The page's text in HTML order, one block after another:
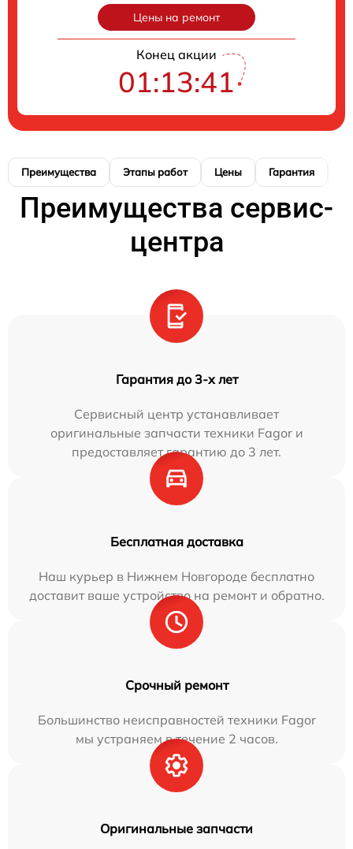
Цены на ремонт
Конец акции
01:13:40
Преимущества Этапы работ Цены Гарантия
Преимущества сервис-
центра
Гарантия до 3-х лет
Сервисный центр устанавливает
оригинальные запчасти техники Fagor и
предоставляет гарантию до 3 лет.
Бесплатная доставка
Наш курьер в Нижнем Новгороде бесплатно
доставит ваше устройство на ремонт и обратно.
Срочный ремонт
Большинство неисправностей техники Fagor
мы устраняем в течение 2 часов.
Оригинальные запчасти